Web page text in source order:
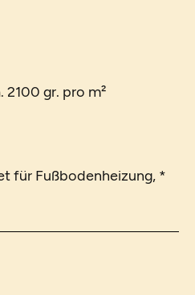
2100 gr. pro m²
für Fußbodenheizung, *